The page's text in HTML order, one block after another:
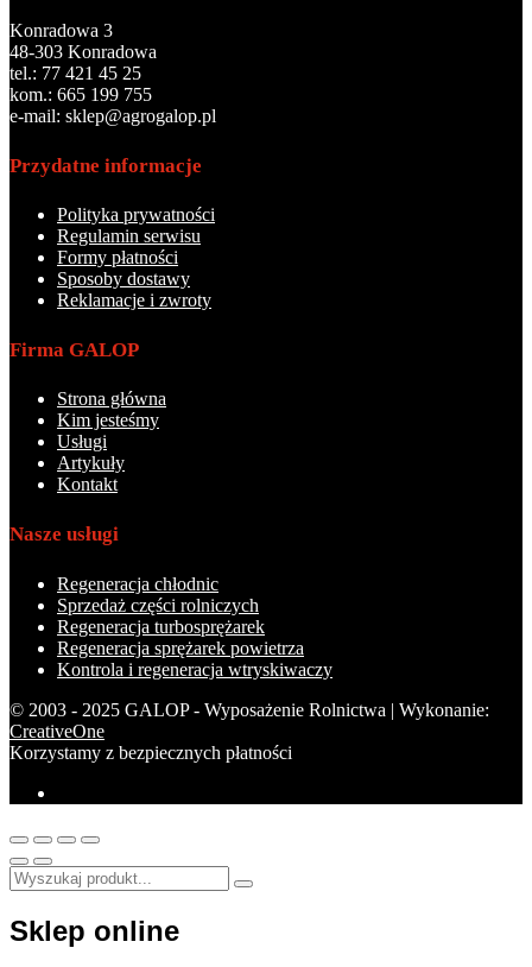
Konradowa 3
48-303 Konradowa
tel.: 77 421 45 25
kom.: 665 199 755
e-mail: sklep@agrogalop.pl
Przydatne informacje
Polityka prywatności
Regulamin serwisu
Formy płatności
Sposoby dostawy
Reklamacje i zwroty
Firma GALOP
Strona główna
Kim jesteśmy
Usługi
Artykuły
Kontakt
Nasze usługi
Regeneracja chłodnic
Sprzedaż części rolniczych
Regeneracja turbosprężarek
Regeneracja sprężarek powietrza
Kontrola i regeneracja wtryskiwaczy
© 2003 - 2025 GALOP - Wyposażenie Rolnictwa | Wykonanie:
CreativeOne
Korzystamy z bezpiecznych płatności
Sklep online